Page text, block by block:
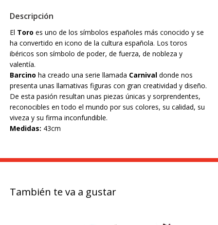
Descripción
El Toro es uno de los símbolos españoles más conocido y se
ha convertido en icono de la cultura española. Los toros
ibéricos son símbolo de poder, de fuerza, de nobleza y
valentía.
Barcino ha creado una serie llamada Carnival donde nos
presenta unas llamativas figuras con gran creatividad y diseño.
De esta pasión resultan unas piezas únicas y sorprendentes,
reconocibles en todo el mundo por sus colores, su calidad, su
viveza y su firma inconfundible.
Medidas: 43cm
También te va a gustar